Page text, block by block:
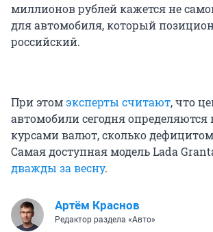
миллионов рублей кажется не
для автомобиля, который
российский.
При этомэксперты считают, что
автомобили сегодня определяются
курсами валют, сколько
Самая доступная модель Lada
дважды за весну.
Артём Краснов
Редактор раздела «Авто»